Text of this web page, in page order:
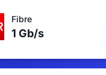
Fibre
1 Gb/s